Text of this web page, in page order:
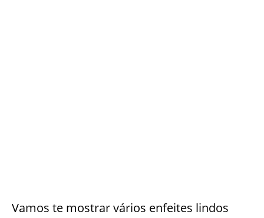
Vamos te mostrar vários enfeites lindos